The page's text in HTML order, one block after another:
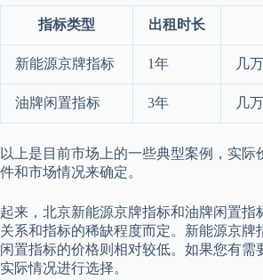
指标类型 出租时长
新能源京牌指标 1年 几
油牌闲置指标 3年 几
以上是目前市场上的一些典型案例，实际
件和市场情况来确定。
起来，北京新能源京牌指标和油牌闲置指
关系和指标的稀缺程度而定。新能源京牌
闲置指标的价格则相对较低。如果您有需
实际情况进行选择。